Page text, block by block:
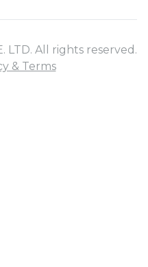
LTD. All rights reserved.
& Terms